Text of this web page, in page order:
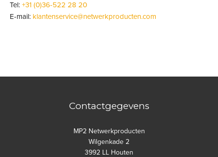
Tel: +31 (0)36-522 28 20
E-mail: klantenservice@netwerkproducten.com
Contactgegevens
MP2 Netwerkproducten
Wilgenkade 2
3992 LL Houten